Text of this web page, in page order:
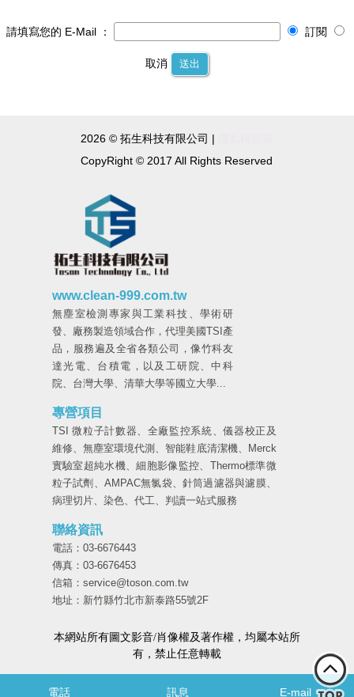
請填寫您的 E-Mail ： 訂閱
取消 送出
2026 © 拓生科技有限公司 |
CopyRight © 2017 All Rights Reserved
www.clean-999.com.tw
無塵室檢測專家與工業科技、學術研
發、廠務製造領域合作，代理美國TSI產
品，服務遍及全省各類公司，像竹科友
達光電、台積電，以及工研院、中科
院、台灣大學、清華大學等國立大學...
專營項目
TSI 微粒子計數器、全廠監控系統、儀器校正及
維修、無塵室環境代測、智能鞋底清潔機、Merck
實驗室超純水機、細胞影像監控、Thermo標準微
粒子試劑、AMPAC無氯袋、針筒過濾器與濾膜、
病理切片、染色、代工、判讀一站式服務
聯絡資訊
電話：03-6676443
傳真：03-6676453
信箱：service@toson.com.tw
地址：新竹縣竹北市新泰路55號2F
本網站所有圖文影音/肖像權及著作權，均屬本站所
有，禁止任意轉載
電話 訊息 E-mail